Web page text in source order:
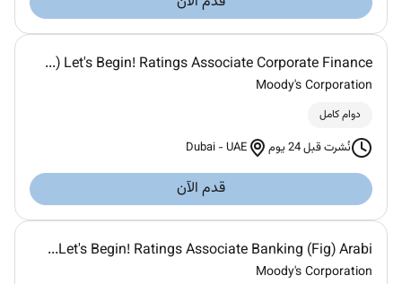
Let's Begin! Ratings Associate Corporate Finance (...
Moody's Corporation
دوام كامل
نُشرت قبل 24 يوم Dubai -UAE
قدم الآن
Let's Begin! Ratings Associate Banking (Fig) Arabi...
Moody's Corporation